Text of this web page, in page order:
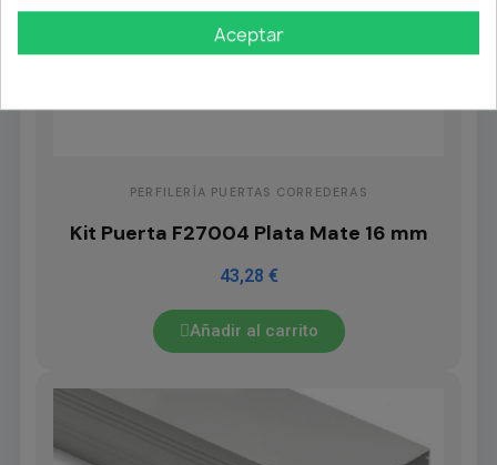
PERFILERÍA PUERTAS CORREDERAS
Kit Puerta F27004 Plata Mate 16 mm
43,28 €
Añadir al carrito
Aceptar